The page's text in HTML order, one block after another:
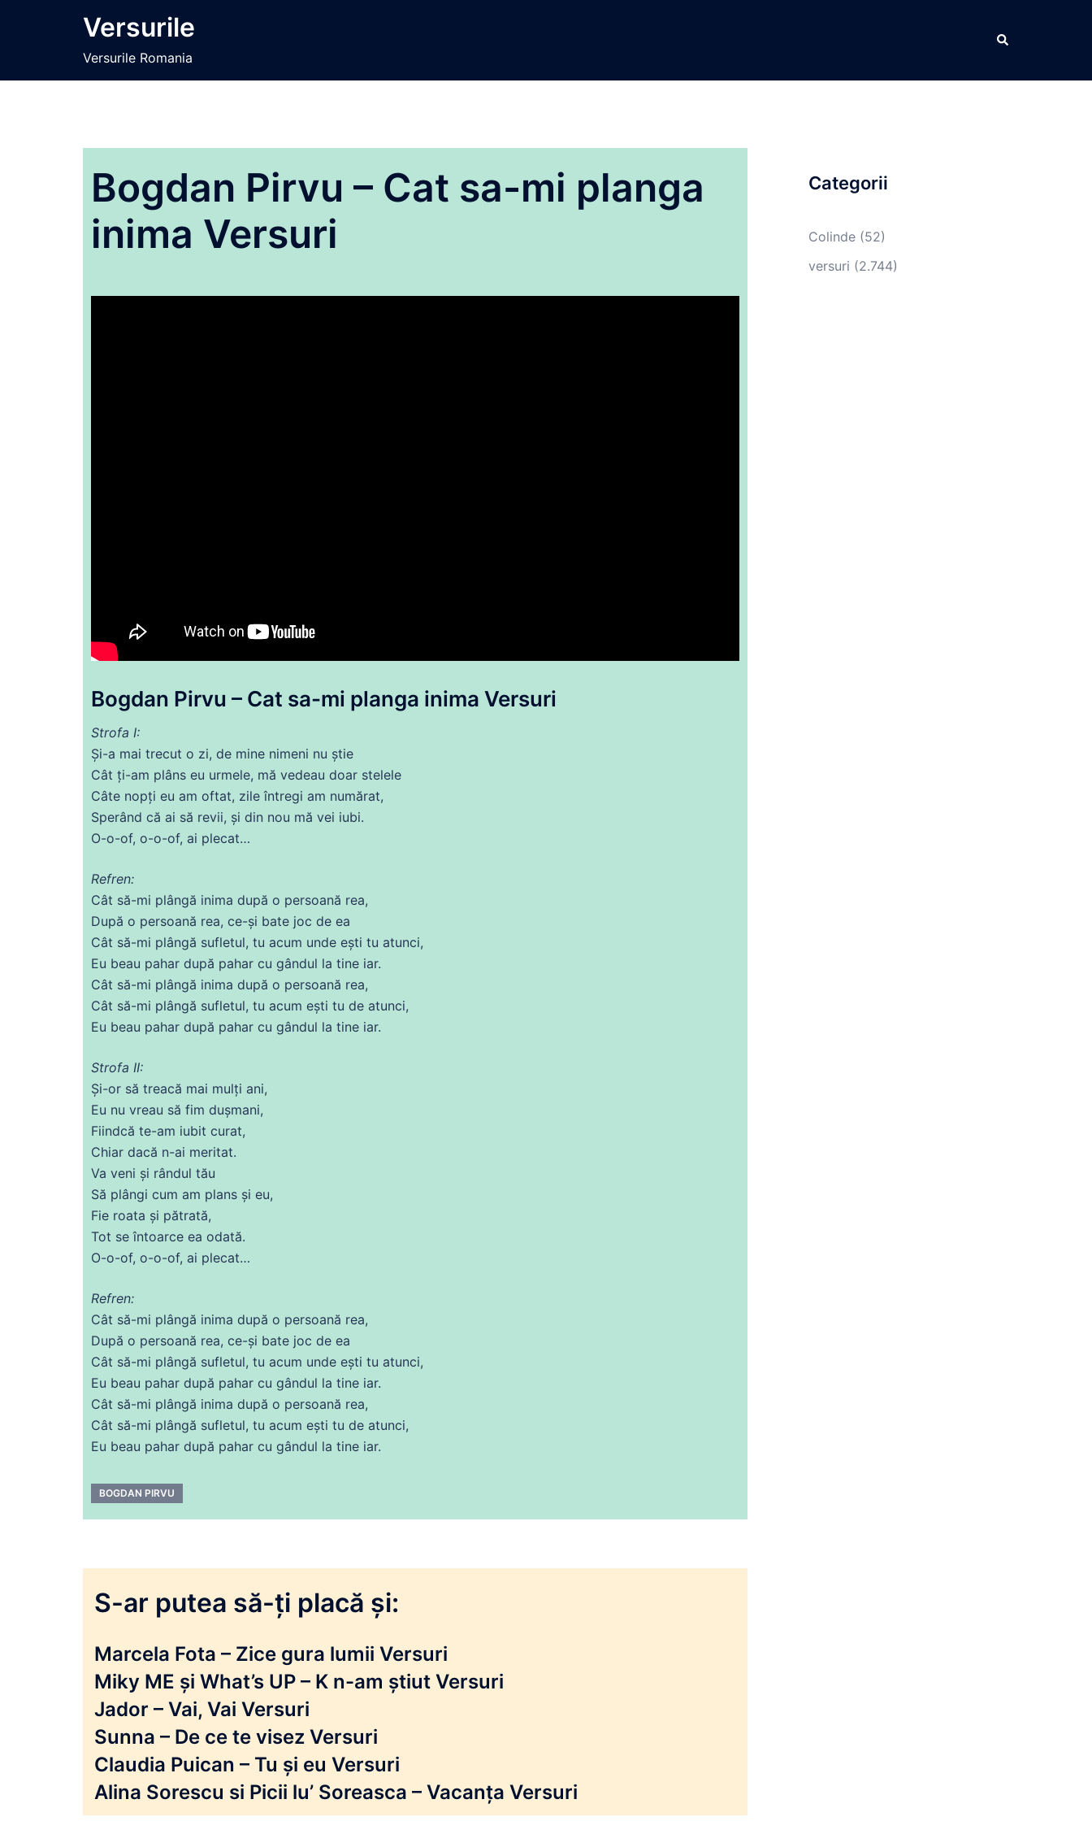
Versurile
Versurile Romania
Caută
Bogdan Pirvu – Cat sa-mi planga
inima Versuri
Bogdan Pirvu – Cat sa-mi planga inima Versuri
Strofa I:
Și-a mai trecut o zi, de mine nimeni nu știe
Cât ți-am plâns eu urmele, mă vedeau doar stelele
Câte nopți eu am oftat, zile întregi am numărat,
Sperând că ai să revii, și din nou mă vei iubi.
O-o-of, o-o-of, ai plecat…
Refren:
Cât să-mi plângă inima după o persoană rea,
După o persoană rea, ce-și bate joc de ea
Cât să-mi plângă sufletul, tu acum unde ești tu atunci,
Eu beau pahar după pahar cu gândul la tine iar.
Cât să-mi plângă inima după o persoană rea,
Cât să-mi plângă sufletul, tu acum ești tu de atunci,
Eu beau pahar după pahar cu gândul la tine iar.
Strofa II:
Și-or să treacă mai mulți ani,
Eu nu vreau să fim dușmani,
Fiindcă te-am iubit curat,
Chiar dacă n-ai meritat.
Va veni și rândul tău
Să plângi cum am plans și eu,
Fie roata și pătrată,
Tot se întoarce ea odată.
O-o-of, o-o-of, ai plecat…
Refren:
Cât să-mi plângă inima după o persoană rea,
După o persoană rea, ce-și bate joc de ea
Cât să-mi plângă sufletul, tu acum unde ești tu atunci,
Eu beau pahar după pahar cu gândul la tine iar.
Cât să-mi plângă inima după o persoană rea,
Cât să-mi plângă sufletul, tu acum ești tu de atunci,
Eu beau pahar după pahar cu gândul la tine iar.
BOGDAN PIRVU
S-ar putea să-ți placă și:
Marcela Fota – Zice gura lumii Versuri
Miky ME și What’s UP – K n-am știut Versuri
Jador – Vai, Vai Versuri
Sunna – De ce te visez Versuri
Claudia Puican – Tu și eu Versuri
Alina Sorescu si Picii lu’ Soreasca – Vacanța Versuri
Categorii
Colinde(52)
versuri (2.744)